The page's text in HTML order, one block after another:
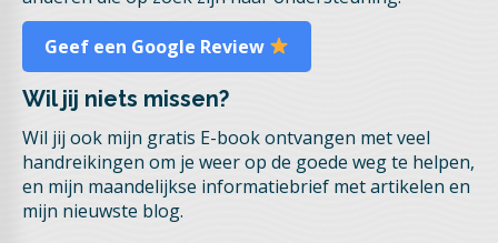
Geef een Google Review
Wil jij niets missen?
Wil jij ook mijn gratis E-book ontvangen met veel
handreikingen om je weer op de goede weg te helpen,
en mijn maandelijkse informatiebrief met artikelen en
mijn nieuwste blog.